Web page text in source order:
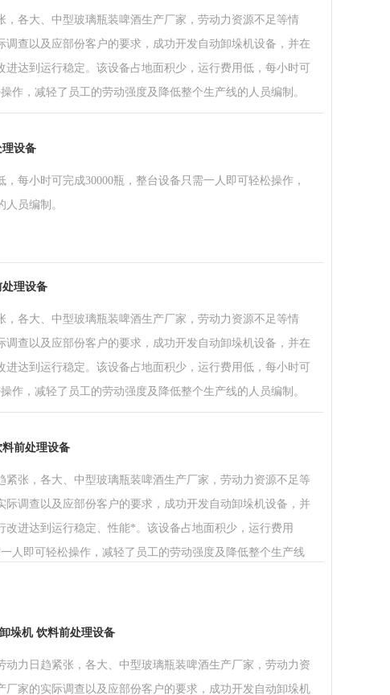
各大、中型玻璃瓶装啤酒生产厂家，劳动力资源不足等情
查以及应部份客户的要求，成功开发自动卸垛机设备，并在
达到运行稳定。该设备占地面积少，运行费用低，每小时可
作，减轻了员工的劳动强度及降低整个生产线的人员编制。
理设备
每小时可完成30000瓶，整台设备只需一人即可轻松操作，
员编制。
处理设备
各大、中型玻璃瓶装啤酒生产厂家，劳动力资源不足等情
查以及应部份客户的要求，成功开发自动卸垛机设备，并在
达到运行稳定。该设备占地面积少，运行费用低，每小时可
作，减轻了员工的劳动强度及降低整个生产线的人员编制。
前处理设备
张，各大、中型玻璃瓶装啤酒生产厂家，劳动力资源不足等
调查以及应部份客户的要求，成功开发自动卸垛机设备，并
进达到运行稳定、性能*。该设备占地面积少，运行费用
人即可轻松操作，减轻了员工的劳动强度及降低整个生产线
垛机 饮料前处理设备
力日趋紧张，各大、中型玻璃瓶装啤酒生产厂家，劳动力资
家的实际调查以及应部份客户的要求，成功开发自动卸垛机